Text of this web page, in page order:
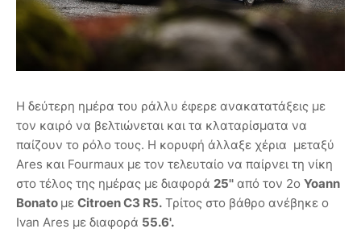
Η δεύτερη ημέρα του ράλλυ έφερε ανακατατάξεις με
τον καιρό να βελτιώνεται και τα κλαταρίσματα να
παίζουν το ρόλο τους. Η κορυφή άλλαξε χέρια μεταξύ
Ares και Fourmaux με τον τελευταίο να παίρνει τη νίκη
στο τέλος της ημέρας με διαφορά 25'' από τον 2ο Yoann
Bonato με Citroen C3 R5. Τρίτος στο βάθρο ανέβηκε ο
Ivan Ares με διαφορά 55.6'.